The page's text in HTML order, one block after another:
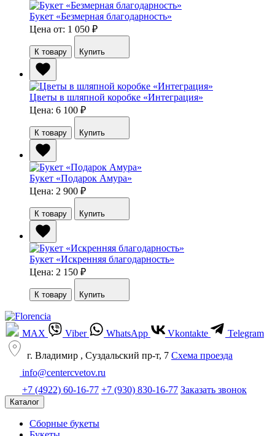
Букет «Безмерная благодарность»
Цена от: 1 050 ₽
К товару Купить
Цветы в шляпной коробке «Интеграция»
Цена: 6 100 ₽
К товару Купить
Букет «Подарок Амура»
Цена: 2 900 ₽
К товару Купить
Букет «Искренняя благодарность»
Цена: 2 150 ₽
К товару Купить
MAX Viber WhatsApp Vkontakte Telegram
г. Владимир , Суздальский пр-т, 7 Cхема проезда
info@centercvetov.ru
+7 (4922) 60-16-77 +7 (930) 830-16-77 Заказать звонок
Каталог
Сборные букеты